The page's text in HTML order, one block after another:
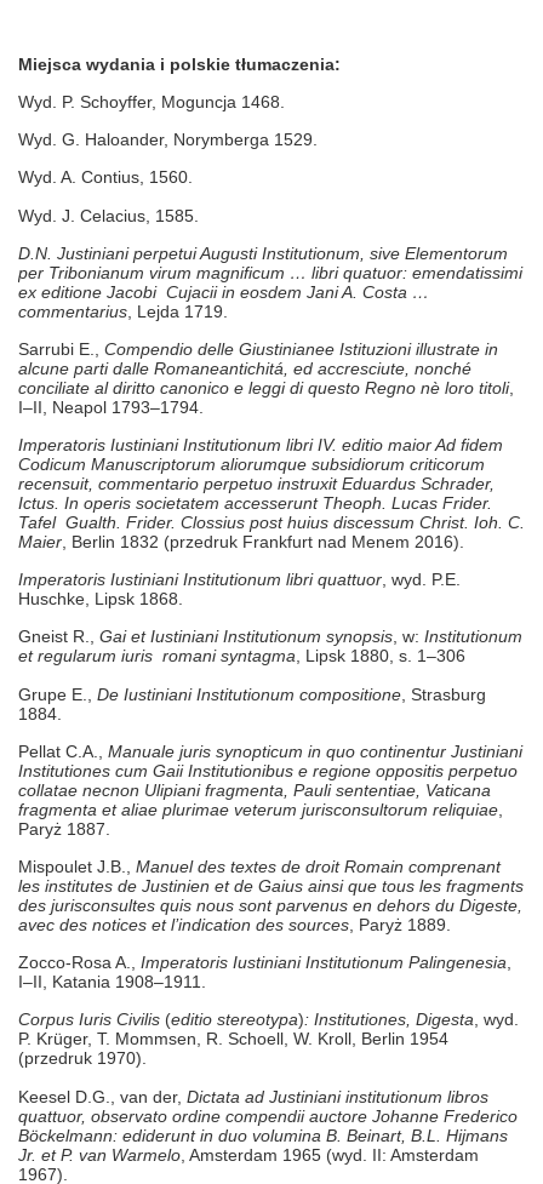
Miejsca wydania i polskie tłumaczenia:
Wyd. P. Schoyffer, Moguncja 1468.
Wyd. G. Haloander, Norymberga 1529.
Wyd. A. Contius, 1560.
Wyd. J. Celacius, 1585.
D.N. Justiniani perpetui Augusti Institutionum, sive Elementorum
per Tribonianum virum magnificum … libri quatuor: emendatissimi
ex editione Jacobi Cujacii in eosdem Jani A. Costa …
commentarius , Lejda 1719.
Sarrubi E., Compendio delle Giustinianee Istituzioni illustrate in
alcune parti dalle Romaneantichitá, ed accresciute, nonché
conciliate al diritto canonico e leggi di questo Regno nè loro titoli,
I–II, Neapol 1793–1794.
Imperatoris Iustiniani Institutionum libri IV. editio maior Ad fidem
Codicum Manuscriptorum aliorumque subsidiorum criticorum
recensuit, commentario perpetuo instruxit Eduardus Schrader,
Ictus. In operis societatem accesserunt Theoph. Lucas Frider.
Tafel Gualth. Frider. Clossius post huius discessum Christ. Ioh. C.
Maier , Berlin 1832 (przedruk Frankfurt nad Menem 2016).
Imperatoris Iustiniani Institutionum libri quattuor, wyd. P.E.
Huschke, Lipsk 1868.
Gneist R., Gai et Iustiniani Institutionum synopsis, w: Institutionum
et regularum iuris romanisyntagma, Lipsk 1880, s. 1–306
Grupe E., De Iustiniani Institutionum compositione , Strasburg
1884.
Pellat C.A., Manuale juris synopticum in quo continentur Justiniani
Institutiones cum Gaii Institutionibus e regione oppositis perpetuo
collatae necnon Ulipiani fragmenta, Pauli sententiae, Vaticana
fragmenta et aliae plurimae veterum jurisconsultorum reliquiae
Paryż 1887.
Mispoulet J.B., Manuel des textes de droit Romain comprenant
les institutes de Justinien et de Gaius ainsi que tous les fragments
des jurisconsultes quis nous sont parvenus en dehors du Digeste,
avec des notices et l’indication des sources , Paryż 1889.
Zocco-Rosa A., Imperatoris Iustiniani Institutionum Palingenesia
I–II, Katania 1908–1911.
Corpus Iuris Civilis (editio stereotypa): Institutiones, Digesta, wyd.
P. Krüger, T. Mommsen, R. Schoell, W. Kroll, Berlin 1954
(przedruk 1970).
Keesel D.G., van der, Dictata ad Justiniani institutionum libros
quattuor, observato ordine compendii auctore Johanne Frederico
Böckelmann: ediderunt in duo volumina B. Beinart, B.L. Hijmans
Jr. et P. van Warmelo , Amsterdam 1965 (wyd. II: Amsterdam
1967).